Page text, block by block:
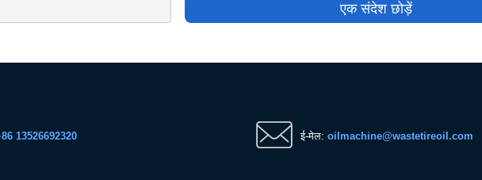
एक संदेश छोड़ें
13526692320 ई-मेल: oilmachine@wastetireoil.com